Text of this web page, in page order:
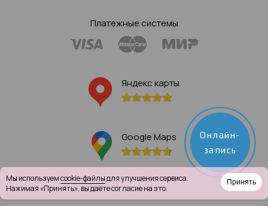
Платежные системы
Яндекс карты
Google Maps
Онлайн-
запись
Мы используемcookie-файлыдля улучшения сервиса.
Нажимая «Принять», вы даёте согласие на это.
Принять